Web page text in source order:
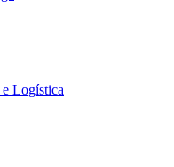
Logística